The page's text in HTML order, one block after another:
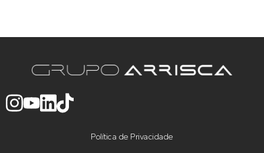
Política de Privacidade